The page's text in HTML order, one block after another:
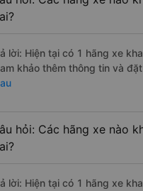
lời: Hiện tại có 1 hãng xe
khảo thêm thông tin và
hỏi: Các hãng xe nào
lời: Hiện tại có 1 hãng xe